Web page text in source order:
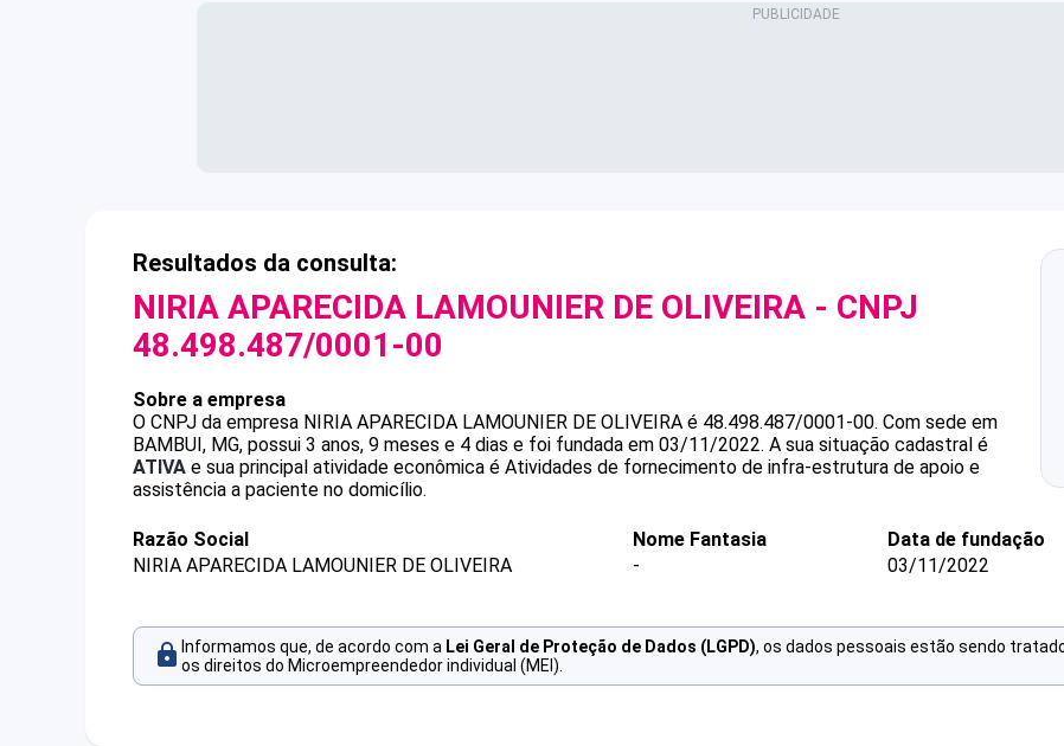
Resultados da consulta:
NIRIA APARECIDA LAMOUNIER DE OLIVEIRA - CNPJ
48.498.487/0001-00
Sobre a empresa
O CNPJ da empresa NIRIA APARECIDA LAMOUNIER DE OLIVEIRA é 48.498.487/0001-00. Com sede em
BAMBUI, MG, possui 3 anos, 9 meses e 4 dias e foi fundada em 03/11/2022. A sua situação cadastral é
ATIVA e sua principal atividade econômica é Atividades de fornecimento de infra-estrutura de apoio e
assistência a paciente no domicílio.
Razão Social
NIRIA APARECIDA LAMOUNIER DE OLIVEIRA
Nome Fantasia
-
Data de fundação
03/11/2022
Informamos que, de acordo com a Lei Geral de Proteção de Dados (LGPD), os dados pessoais estão sendo
os direitos do Microempreendedor individual (MEI).